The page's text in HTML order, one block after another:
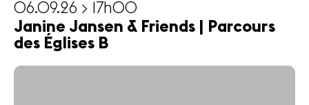
06.09.26 > 17h00
Janine Jansen & Friends | Parcours
des Églises B